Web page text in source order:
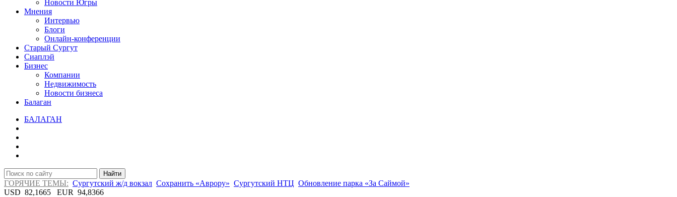
Новости Югры
Мнения
Интервью
Блоги
Онлайн-конференции
Старый Сургут
Сиаплэй
Бизнес
Компании
Недвижимость
Новости бизнеса
Балаган
БАЛАГАН
Найти
ГОРЯЧИЕ ТЕМЫ: Сургутский ж/д вокзал Сохранить «Аврору» Сургутский НТЦ Обновление парка «За Саймой»
USD 82,1665 EUR 94,8366